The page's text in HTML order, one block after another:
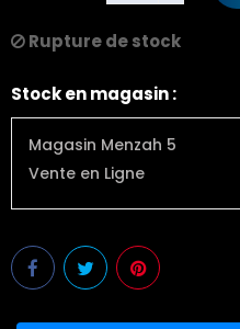
Rupture de stock
Stock en magasin :
Magasin Menzah 5
Vente en Ligne